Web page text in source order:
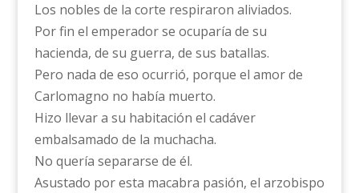
Los nobles de la corte respiraron aliviados.
Por fin el emperador se ocuparía de su
hacienda, de su guerra, de sus batallas.
Pero nada de eso ocurrió, porque el amor de
Carlomagno no había muerto.
Hizo llevar a su habitación el cadáver
embalsamado de la muchacha.
No quería separarse de él.
Asustado por esta macabra pasión, el arzobispo